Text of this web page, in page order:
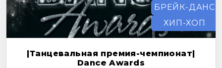
БРЕЙК-ДАНС
ХИП-ХОП
|Танцевальная премия-чемпионат|
Dance Awards